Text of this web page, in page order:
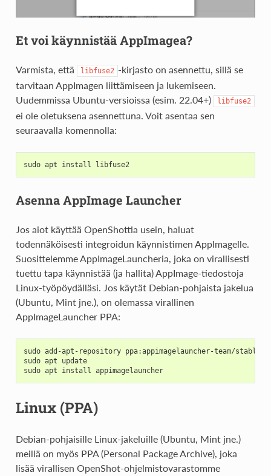
Et voi käynnistää AppImagea?
Varmista, että libfuse2 -kirjasto on asennettu, sillä se
tarvitaan AppImagen liittämiseen ja lukemiseen.
Uudemmissa Ubuntu-versioissa (esim. 22.04+)
libfuse2
ei ole oletuksena asennettuna. Voit asentaa sen
seuraavalla komennolla:
sudo apt install libfuse2
Asenna AppImage Launcher
Jos aiot käyttää OpenShottia usein, haluat
todennäköisesti integroidun käynnistimen AppImagelle.
Suosittelemme AppImageLauncheria, joka on virallisesti
tuettu tapa käynnistää (ja hallita) AppImage-tiedostoja
Linux-työpöydälläsi. Jos käytät Debian-pohjaista jakelua
(Ubuntu, Mint jne.), on olemassa virallinen
AppImageLauncher PPA:
sudo add-apt-repository ppa:appimagelauncher-team/stable
sudo apt update
sudo apt install appimagelauncher
Linux (PPA)
Debian-pohjaisille Linux-jakeluille (Ubuntu, Mint jne.)
meillä on myös PPA (Personal Package Archive), joka
lisää virallisen OpenShot-ohjelmistovarastomme